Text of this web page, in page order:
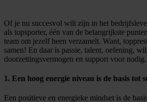
Of je nu succesvol wilt zijn in het
als topsporter, één van de belangrijkste
team om jezelf heen verzamelt. Want,
samen! En daar is passie, talent, oefening,
doorzettingsvermogen en support voor nodig.
1. Een hoog energie niveau is de basis tot
Een positieve en energieke mindset is de